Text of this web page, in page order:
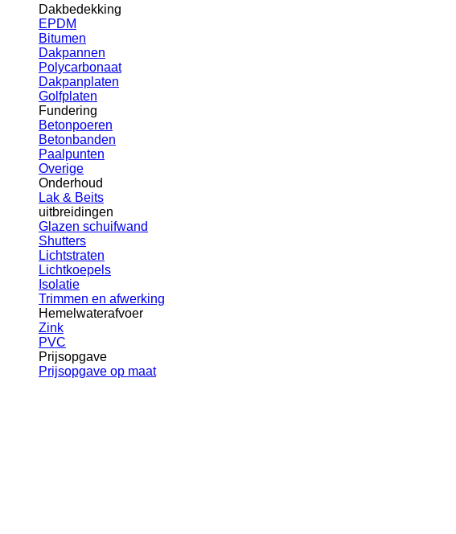
Dakbedekking
EPDM
Bitumen
Dakpannen
Polycarbonaat
Dakpanplaten
Golfplaten
Fundering
Betonpoeren
Betonbanden
Paalpunten
Overige
Onderhoud
Lak & Beits
uitbreidingen
Glazen schuifwand
Shutters
Lichtstraten
Lichtkoepels
Isolatie
Trimmen en afwerking
Hemelwaterafvoer
Zink
PVC
Prijsopgave
Prijsopgave op maat